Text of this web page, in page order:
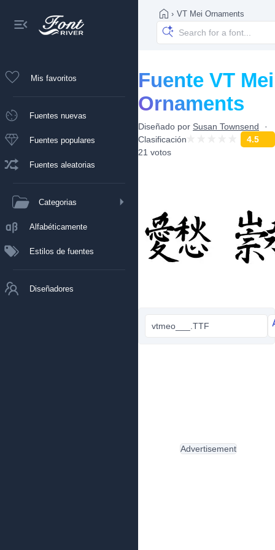
Mis favoritos
Fuentes nuevas
Fuentes populares
Fuentes aleatorias
Categorias
Alfabéticamente
Estilos de fuentes
Diseñadores
› VT Mei Ornaments
Fuente VT Mei
Ornaments
Diseñado por Susan Townsend
Clasificación
4.5
21 votos
vtmeo___.TTF
Advertisement